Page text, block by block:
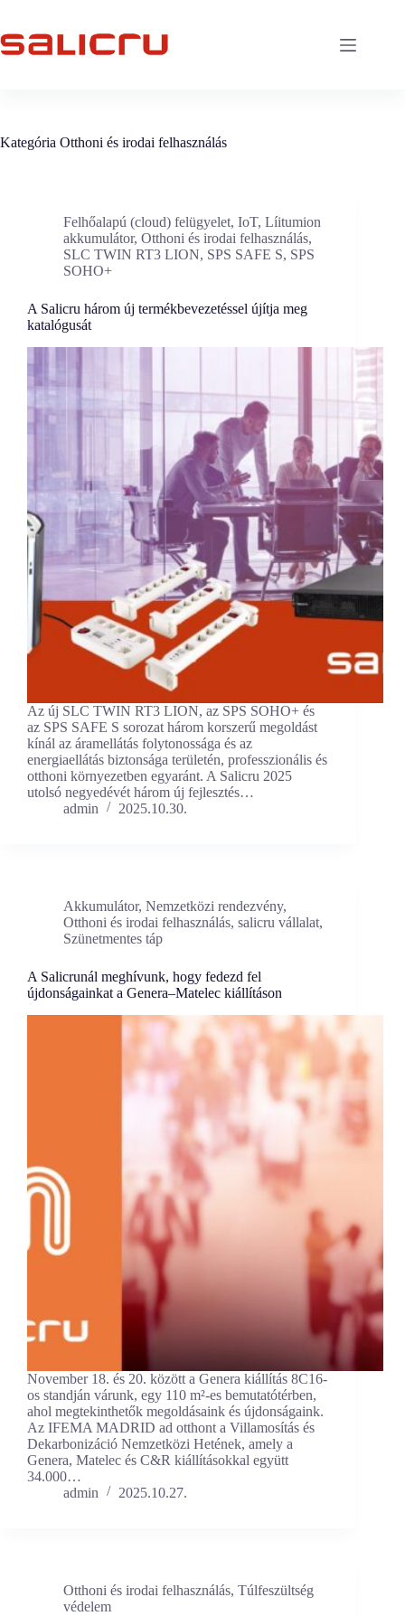
content
Kategória Otthoni és irodai felhasználás
Felhőalapú (cloud) felügyelet, IoT, Líitumion
akkumulátor, Otthoni és irodai felhasználás,
SLC TWIN RT3 LION, SPS SAFE S, SPS
SOHO+
A Salicru három új termékbevezetéssel újítja meg
katalógusát
Az új SLC TWIN RT3 LION, az SPS SOHO+ és
az SPS SAFE S sorozat három korszerű megoldást
kínál az áramellátás folytonossága és az
energiaellátás biztonsága területén, professzionális és
otthoni környezetben egyaránt. A Salicru 2025
utolsó negyedévét három új fejlesztés…
admin
2025.10.30.
Akkumulátor, Nemzetközi rendezvény,
Otthoni és irodai felhasználás, salicru vállalat,
Szünetmentes táp
A Salicrunál meghívunk, hogy fedezd fel
újdonságainkat a Genera–Matelec kiállításon
November 18. és 20. között a Genera kiállítás 8C16-
os standján várunk, egy 110 m²-es bemutatótérben,
ahol megtekinthetők megoldásaink és újdonságaink.
Az IFEMA MADRID ad otthont a Villamosítás és
Dekarbonizáció Nemzetközi Hetének, amely a
Genera, Matelec és C&R kiállításokkal együtt
34.000…
admin
2025.10.27.
Otthoni és irodai felhasználás, Túlfeszültség
védelem